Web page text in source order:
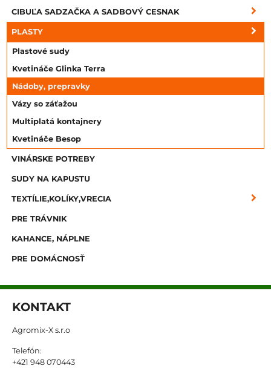
CIBUĽA SADZAČKA A SADBOVÝ CESNAK
PLASTY
Plastové sudy
Kvetináče Glinka Terra
Nádoby, prepravky
Vázy so záťažou
Multiplatá kontajnery
Kvetináče Besop
VINÁRSKE POTREBY
SUDY NA KAPUSTU
TEXTÍLIE,KOLÍKY,VRECIA
PRE TRÁVNIK
KAHANCE, NÁPLNE
PRE DOMÁCNOSŤ
KONTAKT
Agromix-X s.r.o
Telefón:
+421 948 070443